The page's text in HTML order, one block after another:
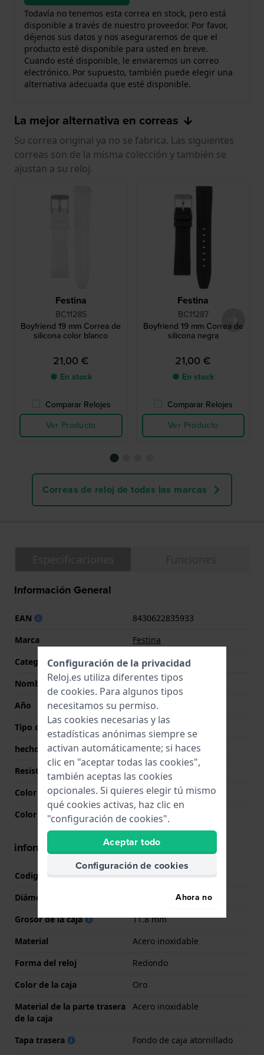
Todavía no tenemos esta correa en stock, pero está
disponible a través de nuestro proveedor. Por favor,
déjenos sus datos y nos aseguraremos de que el
producto esté disponible para usted en breve.
Cuando esté disponible, le enviaremos un correo
electrónico. Por supuesto, también puede elegir una
alternativa adecuada que esté disponible.
La mejor alternativa en correas
Su correa original ya no se fabrica. Las siguientes
correas son de la misma colección y también se
ajustan a su reloj.
Festina
BC11285
Boyfriend 19 mm Correa de
silicona color blanco
21,00 €
● En stock
Comparar Relojes
Ver Producto
Festina
BC11287
Boyfriend 19 mm Correa de
silicona negra
21,00 €
● En stock
Comparar Relojes
Ver Producto
Correas de reloj de todas las marcas
Información General
EAN
8430622835933
Marca
Festina
Categoría
Boyfriend
Nombre
Boyfriend
Año
2025 Primavera/Verano
Tipo de pantalla
analógico
hecho en Suiza
No
Resistencia al agua
10 Bar (Natación)
Color de la esfera
Multicolor
Color de la aguja (h,m,s)
Oro, Oro, Oro
información de la caja
Codigo de caja
F20609
Diámetro
Grosor de la caja
11.8 mm
Material
Acero inoxidable
Forma del reloj
Redondo
Color de la caja
Oro
Material de la parte trasera
de la caja
Acero inoxidable
Tapa trasera
Fondo de caja atornillado
Configuración de la privacidad
Reloj.es utiliza diferentes tipos
de cookies. Para algunos tipos
necesitamos su permiso.
Las cookies necesarias y las
estadísticas anónimas siempre se
activan automáticamente; si haces
clic en "aceptar todas las cookies",
también aceptas las cookies
opcionales. Si quieres elegir tú mismo
qué cookies activas, haz clic en
"configuración de cookies".
Aceptar todo
Configuración de cookies
Ahora no